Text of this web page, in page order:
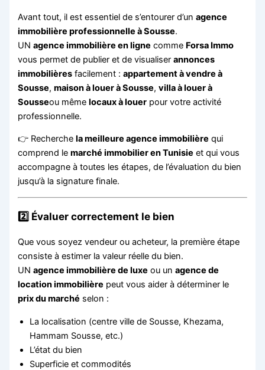
Avant tout, il est essentiel de s’entourer d’unagence
immobilière professionnelle à Sousse.
UNagence immobilière en ligne comme Forsa Immo
vous permet de publier et de visualiserannonces
immobilières facilement :appartement à vendre à
Sousse,maison à louer à Sousse,villa à louer à
Sousseou mêmelocaux à louer pour votre activité
professionnelle.
👉 Recherche la meilleure agence immobilière qui
comprend lemarché immobilier en Tunisie et qui vous
accompagne à toutes les étapes, de l’évaluation du bien
jusqu’à la signature finale.
2️⃣ Évaluer correctement le bien
Que vous soyez vendeur ou acheteur, la première étape
consiste à estimer la valeur réelle du bien.
UNagence immobilière de luxe ou unagence de
location immobilière peut vous aider à déterminer le
prix du marché selon :
La localisation (centre ville de Sousse, Khezama,
Hammam Sousse, etc.)
L’état du bien
Superficie et commodités